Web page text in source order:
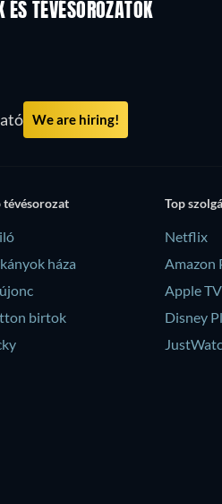
TÉVÉSOROZATOK
Évad 2
We are hiring!
tévésorozat
háza
birtok
Top
Netflix
Amazon
Apple TV
Disney